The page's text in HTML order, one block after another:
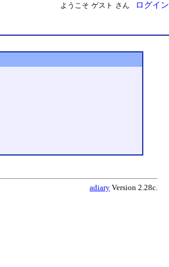
ようこそ ゲスト さん ログイン
adiary Version 2.28c.